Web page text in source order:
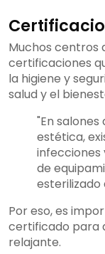
Muchos centros
certificaciones
la higiene y
salud y el
"En
estética,
infecciones
de
esterilizado
Por eso, es
certificado para
relajante.